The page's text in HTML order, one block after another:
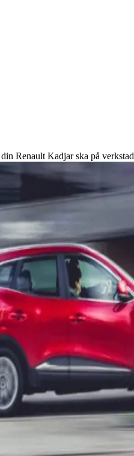
Renault Kadjar ska på verkstad